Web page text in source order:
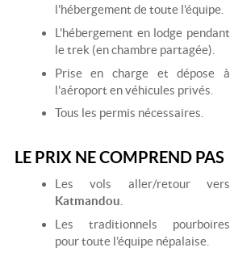
l'hébergement de toute l’équipe.
L'hébergement en lodge pendant
le trek (en chambre partagée).
Prise en charge et dépose à
l'aéroport en véhicules privés.
Tous les permis nécessaires.
LE PRIX NE COMPREND PAS
Les vols aller/retour vers
Katmandou
Les traditionnels pourboires
pour toute l’équipe népalaise.